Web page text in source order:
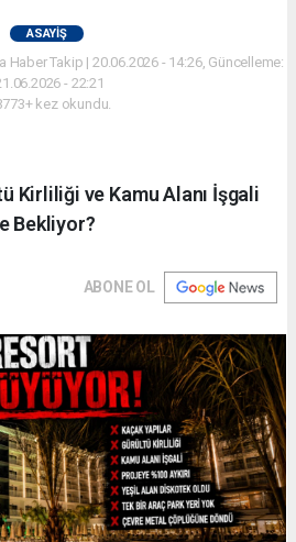
ASAYIŞ
Haber Takip | 20.06.2026 - 14:26, Güncelleme:
- 22:21
kez okundu.
Kirliliği ve Kamu Alanı İşgali
Bekliyor?
ABONE OL